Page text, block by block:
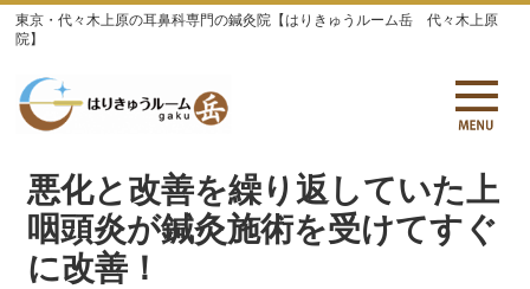
東京・代々木上原の耳鼻科専門の鍼灸院【はりきゅうルーム岳 代々木上原
院】
悪化と改善を繰り返していた上
咽頭炎が鍼灸施術を受けてすぐ
に改善！